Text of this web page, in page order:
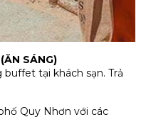
SÁNG)
tại khách sạn. Trả
Quy Nhơn với các